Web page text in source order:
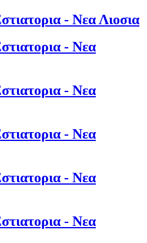
- Νεα Λιοσια
- Νεα
- Νεα
- Νεα
- Νεα
- Νεα